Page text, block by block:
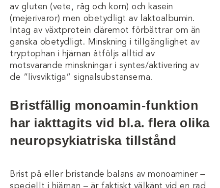
av gluten (vete, råg och korn) och kasein
(mejerivaror) men obetydligt av laktoalbumin.
Intag av växtprotein däremot förbättrar om än
ganska obetydligt. Minskning i tillgänglighet av
tryptophan i hjärnan åtföljs alltid av
motsvarande minskningar i syntes/aktivering av
de ”livsviktiga” signalsubstanserna.
Bristfällig monoamin-funktion
har iakttagits vid bl.a. flera olika
neuropsykiatriska tillstånd
Brist på eller bristande balans av monoaminer –
speciellt i hjärnan – är faktiskt välkänt vid en rad